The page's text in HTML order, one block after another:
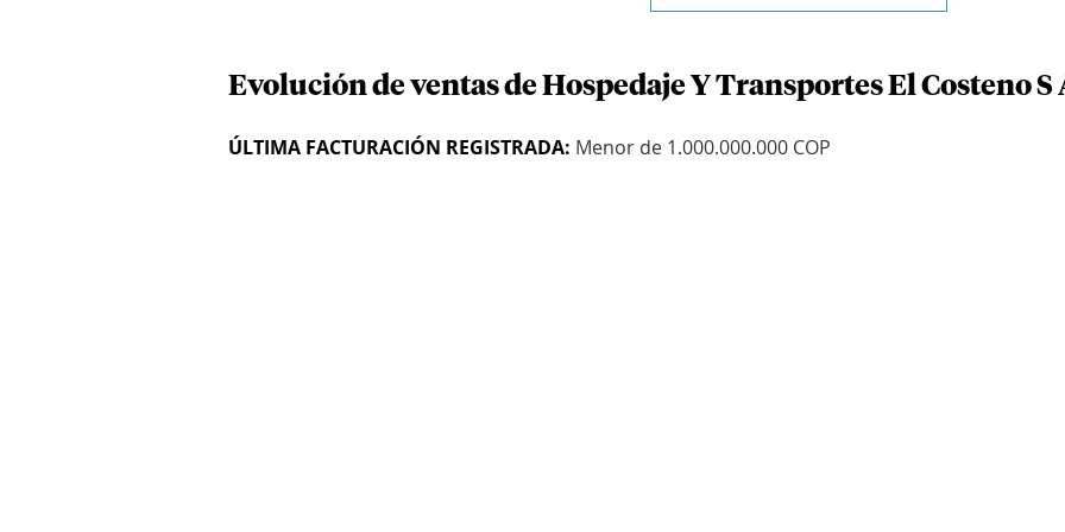
Evolución de ventas de Hospedaje Y Transportes El Costeno S
ÚLTIMA FACTURACIÓN REGISTRADA: Menor de 1.000.000.000 COP